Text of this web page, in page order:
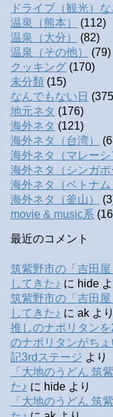
ドライブ（観光）
温泉（熊本）
(112)
温泉（大分）
(82)
温泉（その他）
(79)
クッキング (170)
未分類 (15)
なんでもない日
地元ネタ (176)
海外ネタ (121)
海外ネタ（台湾）
海外ネタ（マレーシ
海外ネタ（シンガポ
海外ネタ（ベトナム
海外ネタ（釜山）
movie & music系
最近のコメント
筑紫野市の「吉田
してきた♪ に hide
筑紫野市の「吉田
してきた♪ に ak より
推しのナポリタン
のナポリタンがち
記3rdステージ より
「大地のうどん 筑
た♪ に hide より
「大地のうどん 筑